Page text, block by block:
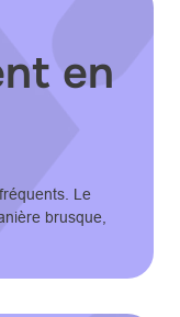
en
Le
brusque,